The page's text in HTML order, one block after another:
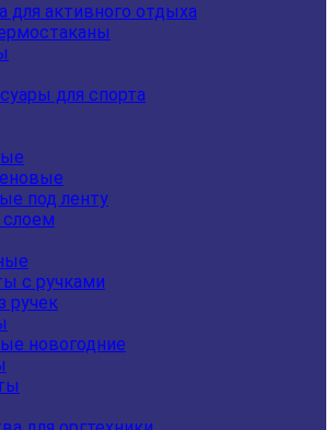
для активного отдыха
для спорта
под ленту
с ручками
ручек
новогодние